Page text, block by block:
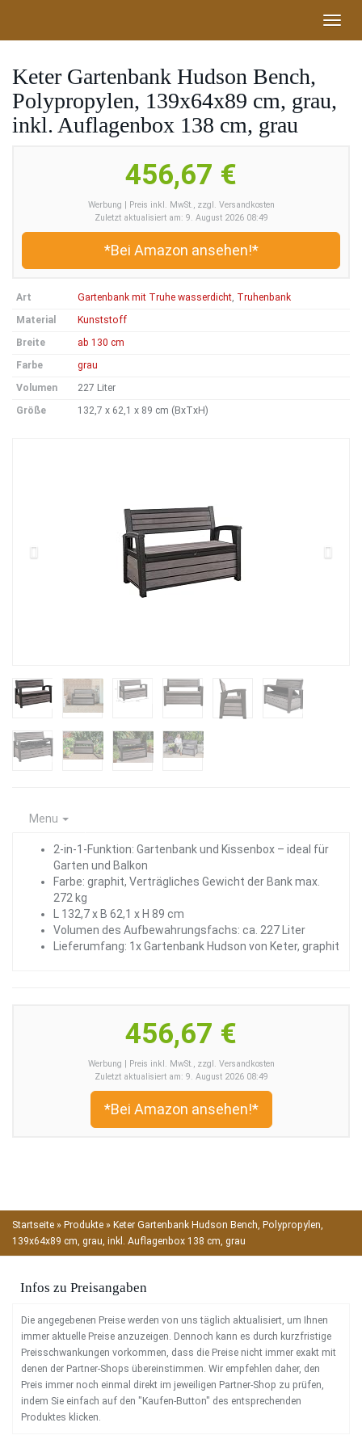
main
Keter Gartenbank Hudson Bench,
Polypropylen, 139x64x89 cm, grau,
inkl. Auflagenbox 138 cm, grau
456,67 €
Werbung | Preis inkl. MwSt., zzgl. Versandkosten
Zuletzt aktualisiert am: 9. August 2026 08:49
*Bei Amazon ansehen!*
Art Gartenbank mit Truhe wasserdicht, Truhenbank
Material
Kunststoff
Breite
ab 130 cm
Farbe
grau
Volumen
227 Liter
Größe
132,7 x 62,1 x 89 cm (BxTxH)
Menu
2-in-1-Funktion: Gartenbank und Kissenbox – ideal für
Garten und Balkon
Farbe: graphit, Verträgliches Gewicht der Bank max.
272 kg
L 132,7 x B 62,1 x H 89 cm
Volumen des Aufbewahrungsfachs: ca. 227 Liter
Lieferumfang: 1x Gartenbank Hudson von Keter, graphit
456,67 €
Werbung | Preis inkl. MwSt., zzgl. Versandkosten
Zuletzt aktualisiert am: 9. August 2026 08:49
*Bei Amazon ansehen!*
Startseite » Produkte » Keter Gartenbank Hudson Bench, Polypropylen,
139x64x89 cm, grau, inkl. Auflagenbox 138 cm, grau
Infos zu Preisangaben
Die angegebenen Preise werden von uns täglich aktualisiert, um Ihnen
immer aktuelle Preise anzuzeigen. Dennoch kann es durch kurzfristige
Preisschwankungen vorkommen, dass die Preise nicht immer exakt mit
denen der Partner-Shops übereinstimmen. Wir empfehlen daher, den
Preis immer noch einmal direkt im jeweiligen Partner-Shop zu prüfen,
indem Sie einfach auf den "Kaufen-Button" des entsprechenden
Produktes klicken.